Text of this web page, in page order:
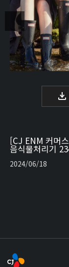
[CJ ENM 커머
음식물처리기
2024/06/18